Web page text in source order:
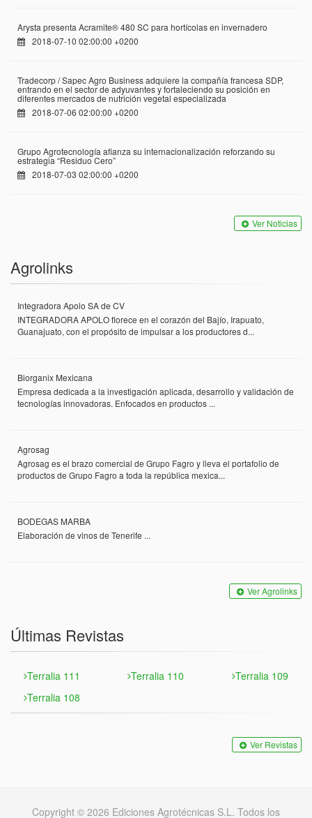
Arysta presenta Acramite® 480 SC para hortícolas en invernadero
2018-07-10 02:00:00 +0200
Tradecorp / Sapec Agro Business adquiere la compañía francesa SDP,
entrando en el sector de adyuvantes y fortaleciendo su posición en
diferentes mercados de nutrición vegetal especializada
2018-07-06 02:00:00 +0200
Grupo Agrotecnología afianza su internacionalización reforzando su
estrategia “Residuo Cero”
2018-07-03 02:00:00 +0200
Ver Noticias
Agrolinks
Integradora Apolo SA de CV
INTEGRADORA APOLO florece en el corazón del Bajío, Irapuato,
Guanajuato, con el propósito de impulsar a los productores d...
Biorganix Mexicana
Empresa dedicada a la investigación aplicada, desarrollo y validación de
tecnologías innovadoras. Enfocados en productos ...
Agrosag
Agrosag es el brazo comercial de Grupo Fagro y lleva el portafolio de
productos de Grupo Fagro a toda la república mexica...
BODEGAS MARBA
Elaboración de vinos de Tenerife ...
Ver Agrolinks
Últimas Revistas
Terralia 111 Terralia 110
Terralia 109
Terralia 108
Ver Revistas
Copyright © 2026 Ediciones Agrotécnicas S.L. Todos los